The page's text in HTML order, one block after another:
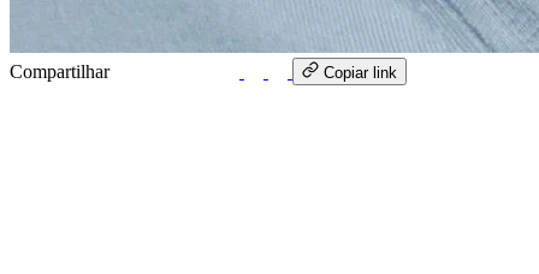
Compartilhar Copiar link